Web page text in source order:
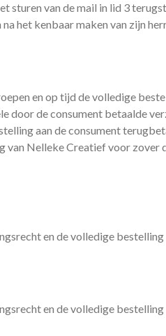
sturen van de mail in lid 3
het kenbaar maken van zijn
en op tijd de volledige
door de consument betaalde
aan de consument
van Nelleke Creatief voor zover
en de volledige
en de volledige